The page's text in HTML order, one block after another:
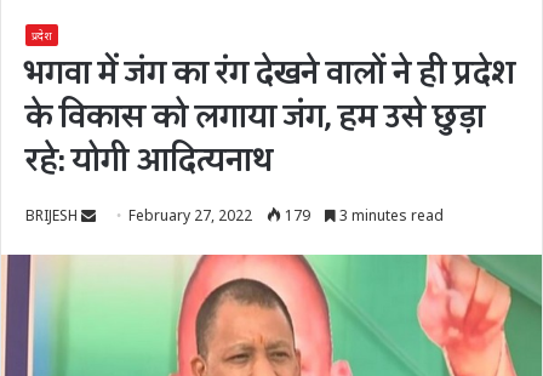
प्रदेश
भगवा में जंग का रंग देखने वालों ने ही प्रदेश
के विकास को लगाया जंग, हम उसे छुड़ा
रहे: योगी आदित्यनाथ
BRIJESH
SendFebruary 27, 2022 179 3 minutes read